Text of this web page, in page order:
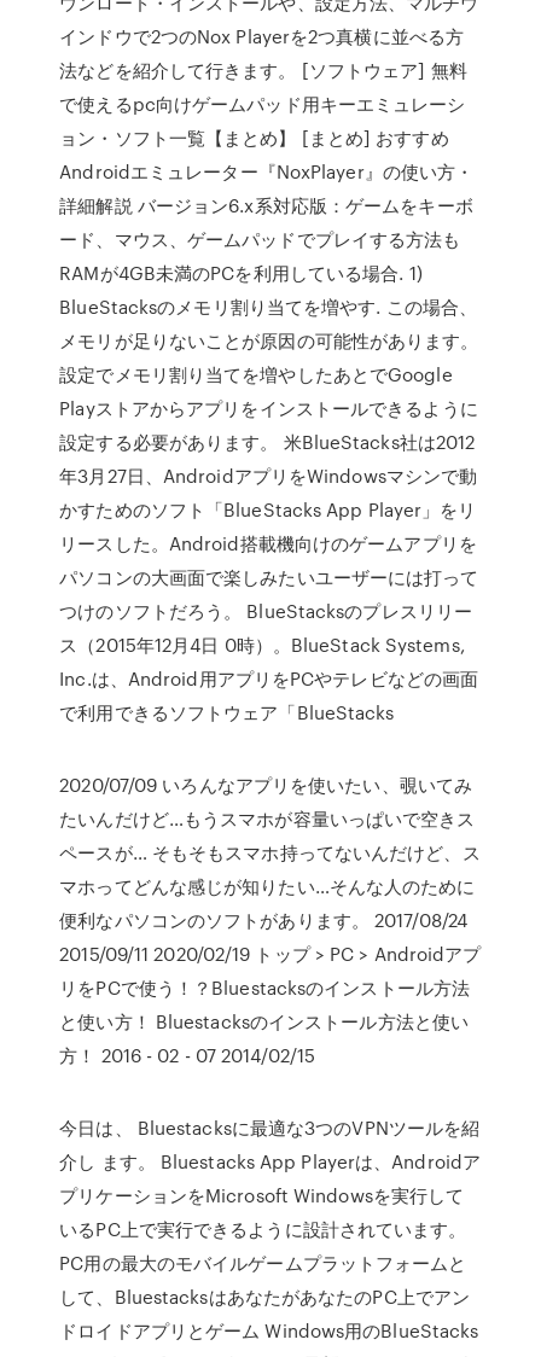
インドウで2つのNox Playerを2つ真横に並べる方
法などを紹介して行きます。 [ソフトウェア] 無料
で使えるpc向けゲームパッド用キーエミュレーシ
ョン・ソフト一覧【まとめ】 [まとめ] おすすめ
Androidエミュレーター『NoxPlayer』の使い方・
詳細解説 バージョン6.x系対応版：ゲームをキーボ
ード、マウス、ゲームパッドでプレイする方法も
RAMが4GB未満のPCを利用している場合. 1)
BlueStacksのメモリ割り当てを増やす. この場合、
メモリが足りないことが原因の可能性があります。
設定でメモリ割り当てを増やしたあとでGoogle
Playストアからアプリをインストールできるように
設定する必要があります。 米BlueStacks社は2012
年3月27日、AndroidアプリをWindowsマシンで動
かすためのソフト「BlueStacks App Player」をリ
リースした。Android搭載機向けのゲームアプリを
パソコンの大画面で楽しみたいユーザーには打って
つけのソフトだろう。 BlueStacksのプレスリリー
ス（2015年12月4日 0時）。BlueStack Systems,
Inc.は、Android用アプリをPCやテレビなどの画面
で利用できるソフトウェア「BlueStacks
2020/07/09 いろんなアプリを使いたい、覗いてみ
たいんだけど…もうスマホが容量いっぱいで空きス
ペースが… そもそもスマホ持ってないんだけど、ス
マホってどんな感じが知りたい…そんな人のために
便利なパソコンのソフトがあります。 2017/08/24
2015/09/11 2020/02/19 トップ > PC > Androidアプ
リをPCで使う！？Bluestacksのインストール方法
と使い方！ Bluestacksのインストール方法と使い
方！ 2016 - 02 - 07 2014/02/15
今日は、 Bluestacksに最適な3つのVPNツールを紹
介し ます。 Bluestacks App Playerは、Androidア
プリケーションをMicrosoft Windowsを実行して
いるPC上で実行できるように設計されています。
PC用の最大のモバイルゲームプラットフォームと
して、BluestacksはあなたがあなたのPC上でアン
ドロイドアプリとゲーム Windows用のBlueStacks